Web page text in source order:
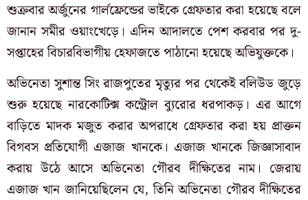
শুক্রবার অর্জুনের গার্লফ্রেন্ডের ভাইকে গ্রেফতার করা হয়েছে বলে
জানান সমীর ওয়াংখেড়ে। এদিন আদালতে পেশ করবার পর দু-
সপ্তাহের বিচারবিভাগীয় হেফাজতে পাঠানো হয়েছে অভিযুক্তকে।
অভিনেতা সুশান্ত সিং রাজপুতের মৃত্যুর পর থেকেই বলিউড জুড়ে
শুরু হয়েছে নারকোটিক্স কন্ট্রোল ব্যুরোর ধরপাকড়। এর আগে
বাড়িতে মাদক মজুত করার অপরাধে গ্রেফতার করা হয় প্রাক্তন
বিগবস প্রতিযোগী এজাজ খানকে। এজাজ খানকে জিজ্ঞাসাবাদ
করায় উঠে আসে অভিনেতা গৌরব দীক্ষিতের নাম। জেরায়
এজাজ খান জানিয়েছিলেন যে, তিনি অভিনেতা গৌরব দীক্ষিতের